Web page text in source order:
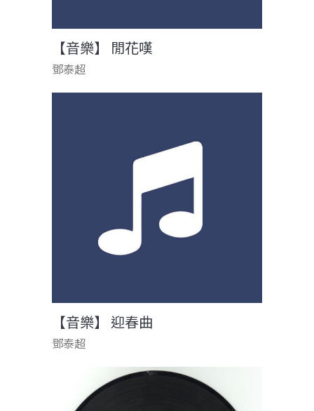
【音樂】 閒花嘆
鄧泰超
【音樂】 迎春曲
鄧泰超